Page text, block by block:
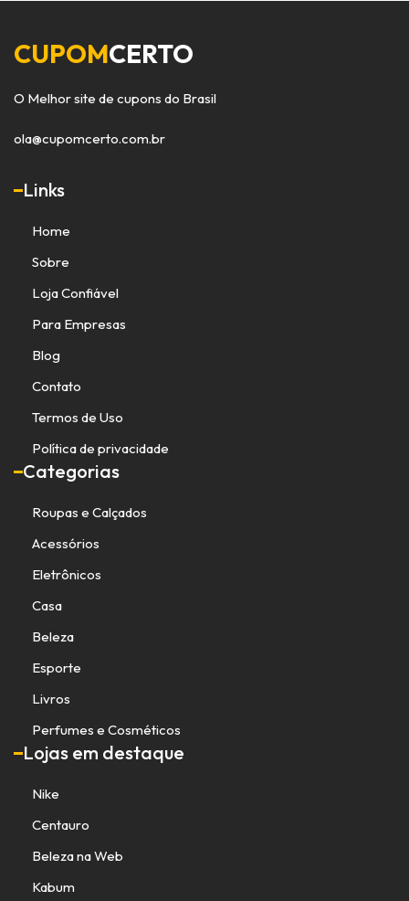
CUPOMCERTO
O Melhor site de cupons do Brasil
ola@cupomcerto.com.br
Links
Home
Sobre
Loja Confiável
Para Empresas
Blog
Contato
Termos de Uso
Política de privacidade
Categorias
Roupas e Calçados
Acessórios
Eletrônicos
Casa
Beleza
Esporte
Livros
Perfumes e Cosméticos
Lojas em destaque
Nike
Centauro
Beleza na Web
Kabum